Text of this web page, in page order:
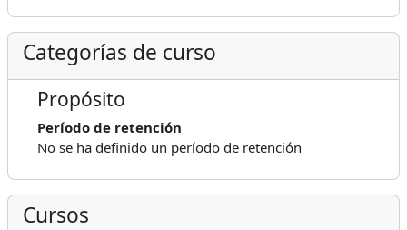
Categorías de curso
Propósito
Período de retención
No se ha definido un período de retención
Cursos